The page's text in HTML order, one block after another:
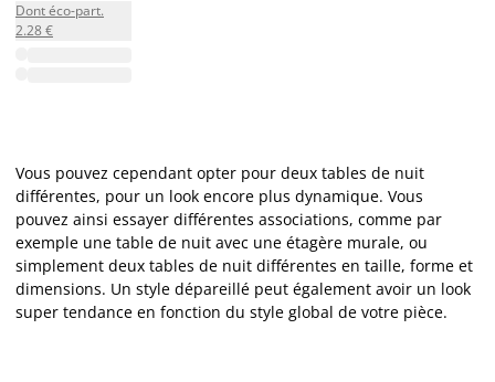
Dont éco-part.
2.28 €
Vous pouvez cependant opter pour deux tables de nuit
différentes, pour un look encore plus dynamique. Vous
pouvez ainsi essayer différentes associations, comme par
exemple une table de nuit avec une étagère murale, ou
simplement deux tables de nuit différentes en taille, forme et
dimensions. Un style dépareillé peut également avoir un look
super tendance en fonction du style global de votre pièce.